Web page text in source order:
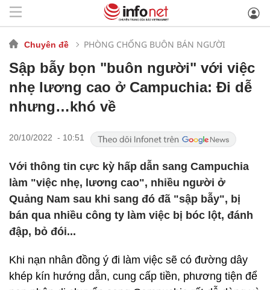
Chuyên đề PHÒNG CHỐNG BUÔN BÁN NGƯỜI
Sập bẫy bọn "buôn người" với việc
nhẹ lương cao ở Campuchia: Đi dễ
nhưng…khó về
20/10/2022 - 10:51
Với thông tin cực kỳ hấp dẫn sang Campuchia
làm "việc nhẹ, lương cao", nhiều người ở
Quảng Nam sau khi sang đó đã "sập bẫy", bị
bán qua nhiều công ty làm việc bị bóc lột, đánh
đập, bỏ đói...
Khi nạn nhân đồng ý đi làm việc sẽ có đường dây
khép kín hướng dẫn, cung cấp tiền, phương tiện để